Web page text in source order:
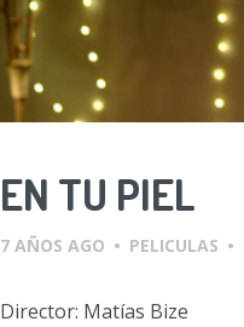
EN TU PIEL
7 AÑOS AGO • PELICULAS •
Director: Matías Bize